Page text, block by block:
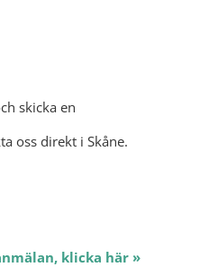
skicka en
oss direkt i Skåne.
klicka här »